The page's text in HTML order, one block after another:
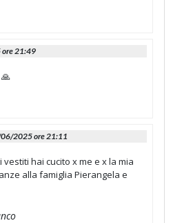
21:49
2025 ore 21:11
hai cucito x me e x la mia
alla famiglia Pierangela e